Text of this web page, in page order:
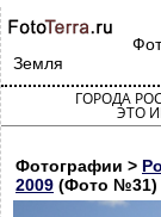
Земля
ГОРОДА
ЭТО
Фотографии >
2009 (Фото №31)